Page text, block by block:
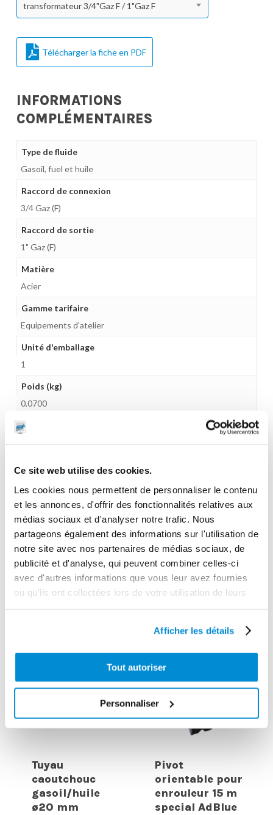
Ce site web utilise des cookies.
Les cookies nous permettent de personnaliser le contenu
et les annonces, d'offrir des fonctionnalités relatives aux
médias sociaux et d'analyser notre trafic. Nous
partageons également des informations sur l'utilisation de
notre site avec nos partenaires de médias sociaux, de
publicité et d'analyse, qui peuvent combiner celles-ci
avec d'autres informations que vous leur avez fournies
ou qu'ils ont collectées lors de votre utilisation de leurs
Afficher les détails
Tout autoriser
Personnaliser
transformateur 3/4"Gaz F / 1"Gaz F
Télécharger la fiche en PDF
INFORMATIONS
COMPLÉMENTAIRES
Type de fluide
Gasoil, fuel et huile
Raccord de connexion
3/4 Gaz (F)
Raccord de sortie
1" Gaz (F)
Matière
Acier
Gamme tarifaire
Equipements d'atelier
Unité d'emballage
1
Poids (kg)
0.0700
Garantie
CES PRODUITS PEUVENT VOUS
INTERESSER
Tuyau
caoutchouc
gasoil/huile
ø20 mm
Pivot
orientable pour
enrouleur 15 m
special AdBlue